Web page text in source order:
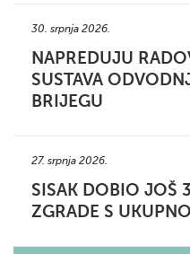
30. srpnja 2026.
NAPREDUJU
SUSTAVA
BRIJEGU
27. srpnja 2026.
SISAK DOBIO JOŠ
ZGRADE S